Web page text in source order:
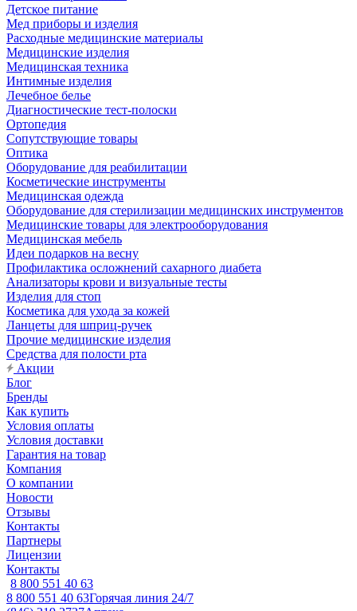
Детское питание
Мед приборы и изделия
Расходные медицинские материалы
Медицинские изделия
Медицинская техника
Интимные изделия
Лечебное белье
Диагностические тест-полоски
Ортопедия
Сопутствующие товары
Оптика
Оборудование для реабилитации
Косметические инструменты
Медицинская одежда
Оборудование для стерилизации медицинских инструментов
Медицинские товары для электрооборудования
Медицинская мебель
Идеи подарков на весну
Профилактика осложнений сахарного диабета
Анализаторы крови и визуальные тесты
Изделия для стоп
Косметика для ухода за кожей
Ланцеты для шприц-ручек
Прочие медицинские изделия
Средства для полости рта
Акции
Блог
Бренды
Как купить
Условия оплаты
Условия доставки
Гарантия на товар
Компания
О компании
Новости
Отзывы
Контакты
Партнеры
Лицензии
Контакты
8 800 551 40 63
8 800 551 40 63Горячая линия 24/7